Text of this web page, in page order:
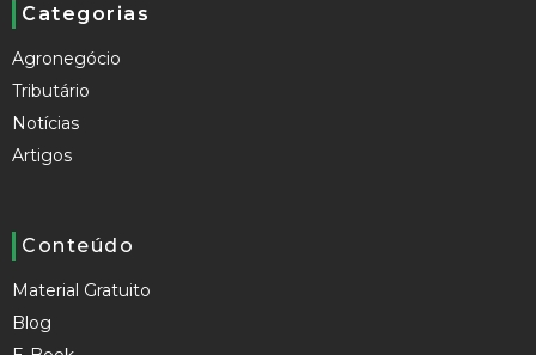
Categorias
Agronegócio
Tributário
Notícias
Artigos
Conteúdo
Material Gratuito
Blog